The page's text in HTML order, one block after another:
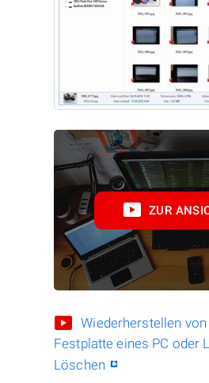
ZUR
Wiederherstellen
Festplatte eines PC oder
Löschen